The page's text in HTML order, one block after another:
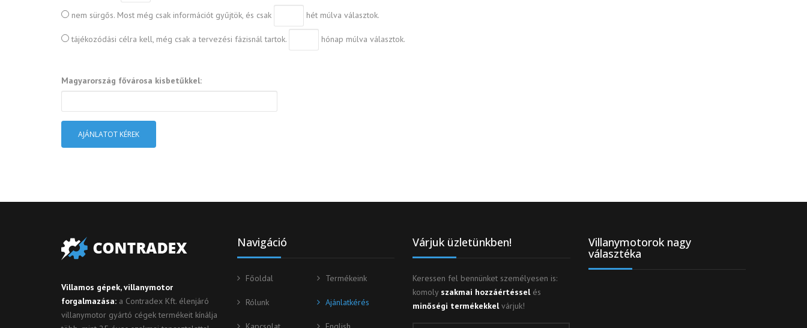
nem sürgős. Most még csak információt gyűjtök, és csak hét múlva választok.
tájékozódási célra kell, még csak a tervezési fázisnál tartok. hónap múlva választok.
Magyarország fővárosa kisbetűkkel:
AJÁNLATOT KÉREK
Villamos gépek, villanymotor
forgalmazása: a Contradex Kft. élenjáró
villanymotor gyártó cégek termékeit kínálja
Navigáció
Főoldal Termékeink
Rólunk Ajánlatkérés
Várjuk üzletünkben!
Keressen fel bennünket személyesen is:
komoly szakmai hozzáértésselés
minőségi termékekkelvárjuk!
Villanymotorok nagy
választéka